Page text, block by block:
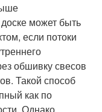
может быть
если потоки
обшивку свесов
Такой способ
как по